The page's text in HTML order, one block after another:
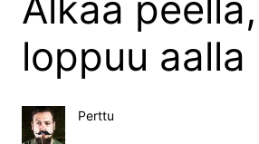
loppuu aalla
Perttu